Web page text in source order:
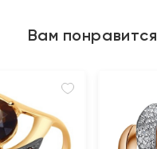
Вам понравится